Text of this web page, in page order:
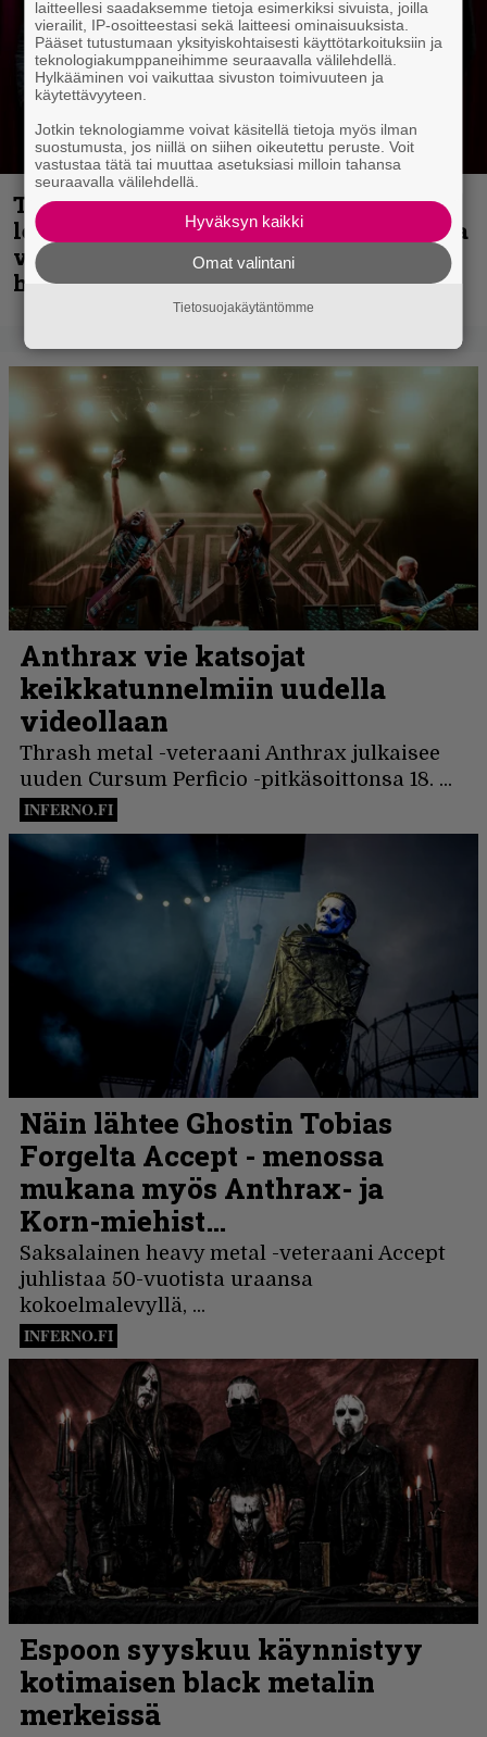
Thrash ’n’ roll -yhtye Madred ryydittää
levyjulkaisua keikkareissulla kuvatulla
videolla – ”Oltiin pakussa kusihädässä
helvetin väsyneenä…”
laitteellesi saadaksemme tietoja esimerkiksi sivuista, joilla
vierailit, IP-osoitteestasi sekä laitteesi ominaisuuksista.
Pääset tutustumaan yksityiskohtaisesti käyttötarkoituksiin ja
teknologiakumppaneihimme seuraavalla välilehdellä.
Hylkääminen voi vaikuttaa sivuston toimivuuteen ja
käytettävyyteen.
Jotkin teknologiamme voivat käsitellä tietoja myös ilman
suostumusta, jos niillä on siihen oikeutettu peruste. Voit
vastustaa tätä tai muuttaa asetuksiasi milloin tahansa
seuraavalla välilehdellä.
Hyväksyn kaikki
Omat valintani
Tietosuojakäytäntömme